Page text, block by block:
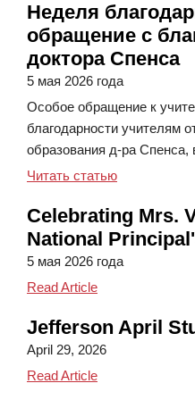
Неделя
обращение с
доктора Спенса
5 мая 2026 года
Особое обращение к
благодарности учителям
образования д-ра Спенса,
Читать статьюНеделя
Celebrating Mrs.
National
5 мая 2026 года
Read ArticleCelebrating
Jefferson April
April 29, 2026
Read ArticleJefferson April